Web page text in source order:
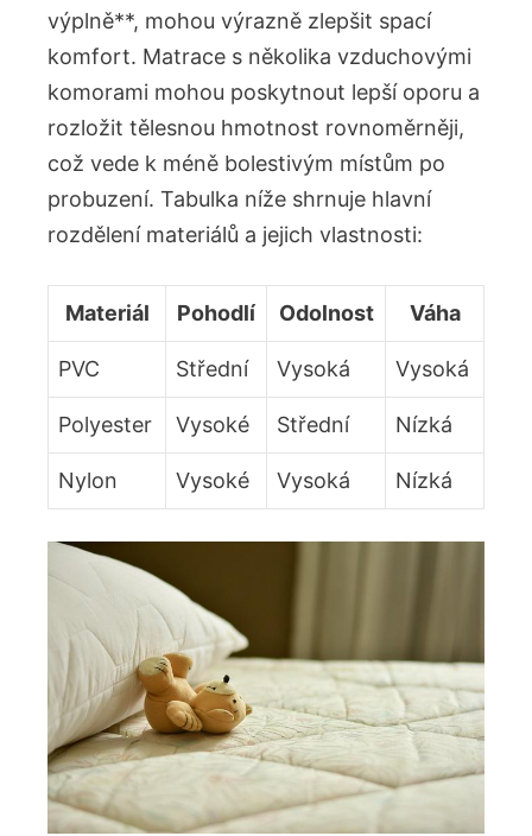
výplně**, mohou výrazně zlepšit ⁢spací
komfort. Matrace s několika vzduchovými
komorami mohou poskytnout lepší oporu a
rozložit tělesnou hmotnost rovnoměrněji,
‌což vede​ k‌ méně bolestivým místům po
probuzení. Tabulka⁣ níže shrnuje hlavní⁤
rozdělení⁤ materiálů a⁣ jejich vlastnosti:
Materiál Pohodlí Odolnost Váha
PVC Střední Vysoká Vysoká
Polyester Vysoké Střední Nízká
Nylon Vysoké Vysoká Nízká